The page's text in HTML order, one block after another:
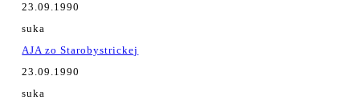
23.09.1990
suka
AJA zo Starobystrickej
23.09.1990
suka